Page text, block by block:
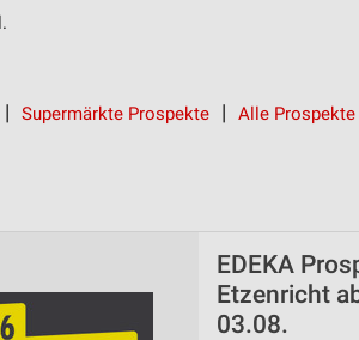
Supermärkte Prospekte Alle Prospekte
EDEKA
Etzenricht
03.08.